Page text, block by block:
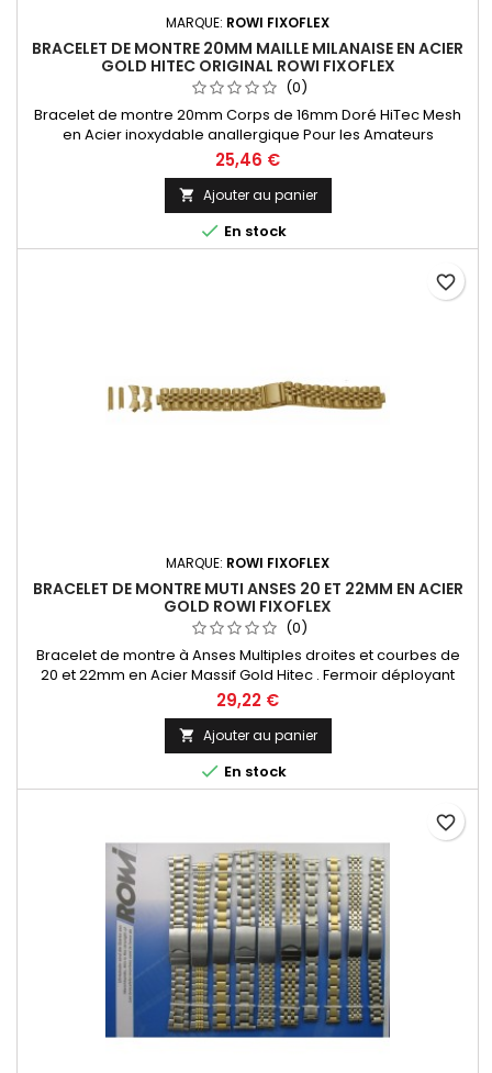
MARQUE: ROWI FIXOFLEX
BRACELET DE MONTRE 20MM MAILLE MILANAISE EN ACIER
GOLD HITEC ORIGINAL ROWI FIXOFLEX
(0)
Bracelet de montre 20mm Corps de 16mm Doré HiTec Mesh
en Acier inoxydable anallergique Pour les Amateurs
Horlogers, l'entre-corne est sciable pour une mise à taille
personnalisée de 16 à 20mm Bracelet équipé d'une boucle
coulissante pour une mise à taille de votre poignet facile.
Bracelet Original de la marque ROWI FIXOFLEX Made In
Germany Since 1885
25,46 €
 Ajouter au panier
 En stock
MARQUE: ROWI FIXOFLEX
BRACELET DE MONTRE MUTI ANSES 20 ET 22MM EN ACIER
GOLD ROWI FIXOFLEX
(0)
Bracelet de montre à Anses Multiples droites et courbes de
20 et 22mm en Acier Massif Gold Hitec . Fermoir déployant
avec poussoirs de sureté . Entre-corne adaptable à toutes
types de marques de montres. Bracelet Original de la
marque ROWI FIXOFLEX Made In Germany Since 1885
29,22 €
 Ajouter au panier
 En stock
favorite_border
favorite_border